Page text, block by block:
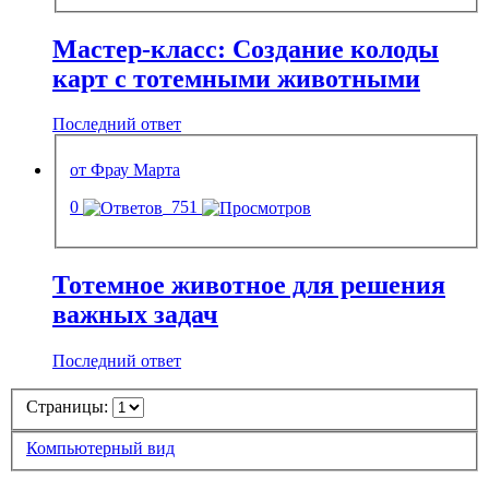
Мастер-класс: Создание колоды
карт с тотемными животными
Последний ответ
от Фрау Марта
0
751
Тотемное животное для решения
важных задач
Последний ответ
Страницы:
Компьютерный вид